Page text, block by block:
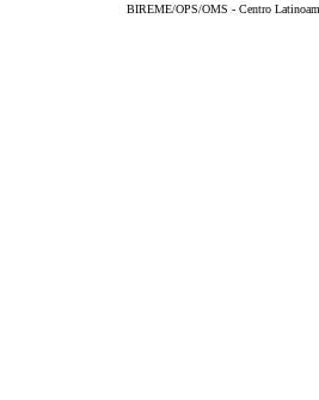
BIREME/OPS/OMS - Centro